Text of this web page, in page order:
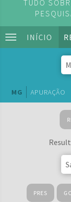
TUDO
INÍCIO
MG APURAÇÃO
PRES